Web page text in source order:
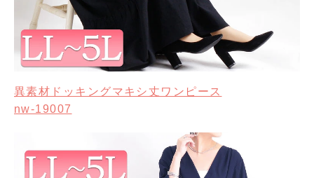
異素材ドッキングマキシ丈ワンピース
nw-19007